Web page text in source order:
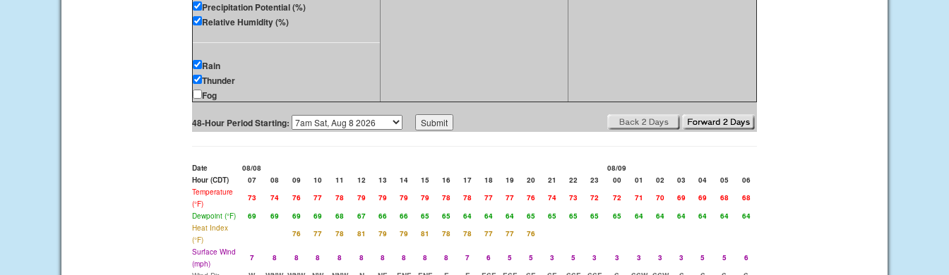
Precipitation Potential (%)
Relative Humidity (%)
Rain
Thunder
Fog
48-Hour Period Starting:
Date 08/08
08/09
Hour (CDT)
07 08 09 10 11 12 13 14 15 16 17 18 19 20 21 22 23 00 01 02 03 04 05
06
Temperature
(°F)
73 74 76 77 78 79 79 79 79 78 78 77 77 76 74 73 72 72 71 70 69 69 68
68
Dewpoint (°F)
69 69 69 69 68 67 66 66 65 65 64 64 64 65 65 65 65 65 64 64 64 64 64
64
Heat Index
(°F)
76 77 78 81 79 79 81 78 78 77 77
76
Surface Wind
(mph)
7 8 8 8 8 8 8 8 8 8 7 6 5 5 3 5 3 3 3 3 3 5 5
6